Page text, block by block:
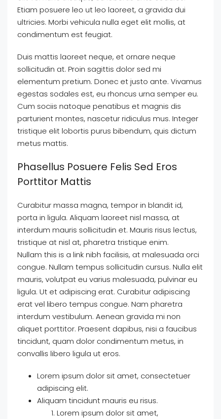
Etiam posuere leo ut leo laoreet, a gravida dui
ultricies. Morbi vehicula nulla eget elit mollis, at
condimentum est feugiat.
Duis mattis laoreet neque, et ornare neque
sollicitudin at. Proin sagittis dolor sed mi
elementum pretium. Donec et justo ante. Vivamus
egestas sodales est, eu rhoncus urna semper eu.
Cum sociis natoque penatibus et magnis dis
parturient montes, nascetur ridiculus mus. Integer
tristique elit lobortis purus bibendum, quis dictum
metus mattis.
Phasellus Posuere Felis Sed Eros
Porttitor Mattis
Curabitur massa magna, tempor in blandit id,
porta in ligula. Aliquam laoreet nisl massa, at
interdum mauris sollicitudin et. Mauris risus lectus,
tristique at nisl at, pharetra tristique enim.
Nullam this is a link nibh facilisis, at malesuada orci
congue. Nullam tempus sollicitudin cursus. Nulla elit
mauris, volutpat eu varius malesuada, pulvinar eu
ligula. Ut et adipiscing erat. Curabitur adipiscing
erat vel libero tempus congue. Nam pharetra
interdum vestibulum. Aenean gravida mi non
aliquet porttitor. Praesent dapibus, nisi a faucibus
tincidunt, quam dolor condimentum metus, in
convallis libero ligula ut eros.
Lorem ipsum dolor sit amet, consectetuer
adipiscing elit.
Aliquam tincidunt mauris eu risus.
Lorem ipsum dolor sit amet,